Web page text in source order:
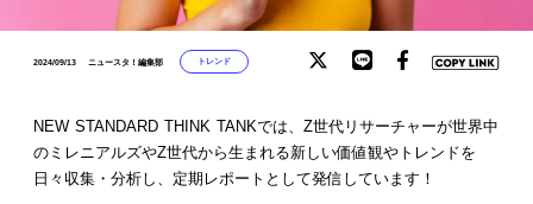
2024/09/13 ニュースタ！編集部 トレンド
NEW STANDARD THINK TANKでは、Z世代リサーチャーが世界中
のミレニアルズやZ世代から生まれる新しい価値観やトレンドを
日々収集・分析し、定期レポートとして発信しています！